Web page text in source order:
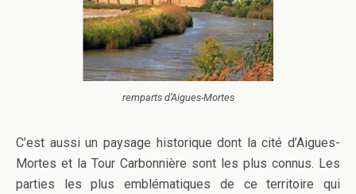
remparts d’Aigues-Mortes
C’est aussi un paysage historique dont la cité d’Aigues-
Mortes et la Tour Carbonnière sont les plus connus. Les
parties les plus emblématiques de ce territoire qui